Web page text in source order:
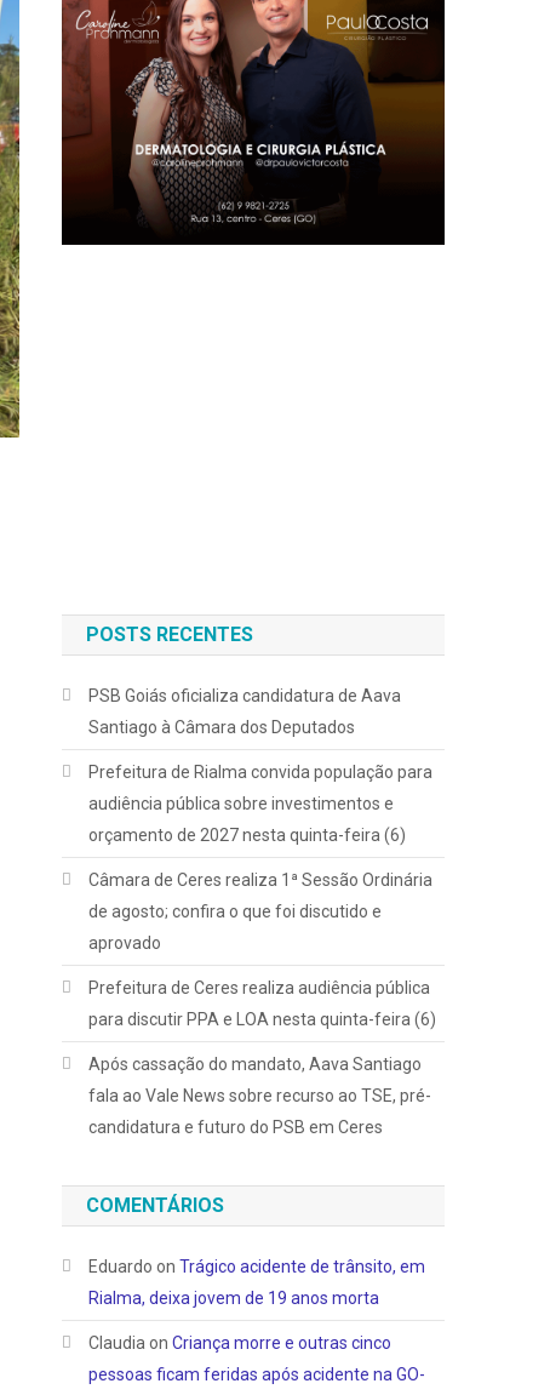
POSTS RECENTES
PSB Goiás oficializa candidatura de Aava
Santiago à Câmara dos Deputados
Prefeitura de Rialma convida população para
audiência pública sobre investimentos e
orçamento de 2027 nesta quinta-feira (6)
Câmara de Ceres realiza 1ª Sessão Ordinária
de agosto; confira o que foi discutido e
aprovado
Prefeitura de Ceres realiza audiência pública
para discutir PPA e LOA nesta quinta-feira (6)
Após cassação do mandato, Aava Santiago
fala ao Vale News sobre recurso ao TSE, pré-
candidatura e futuro do PSB em Ceres
COMENTÁRIOS
Eduardo onTrágico acidente de trânsito, em
Rialma, deixa jovem de 19 anos morta
ClaudiaonCriança morre e outras cinco
pessoas ficam feridas após acidente na GO-